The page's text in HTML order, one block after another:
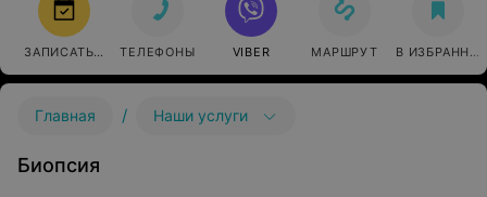
ЗАПИСАТЬСЯ ТЕЛЕФОНЫ VIBER МАРШРУТ В ИЗБРАННОЕ
Главная / Наши услуги
Биопсия